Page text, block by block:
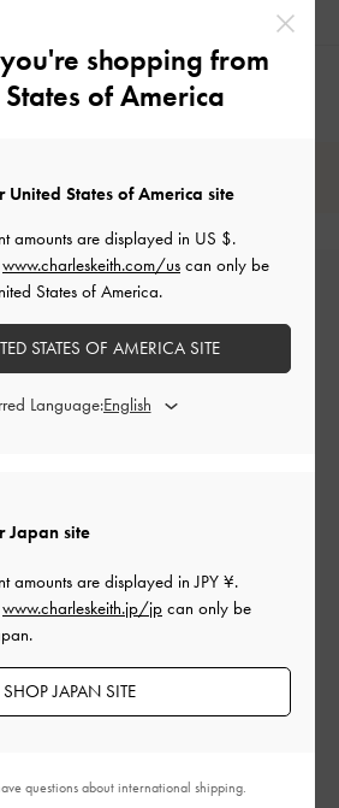
した方のみ投稿ができます。
お聞かせください
us know what you think
shopping from
of America
Japan site
amounts are displayed inJPY ¥.
www.charleskeith.jp/jp can only be
SHOP JAPAN SITE
United States of America site
amounts are displayed in US $.
www.charleskeith.com/us can only be
States of America.
STATES OF AMERICA SITE
Language:
questions about international shipping.